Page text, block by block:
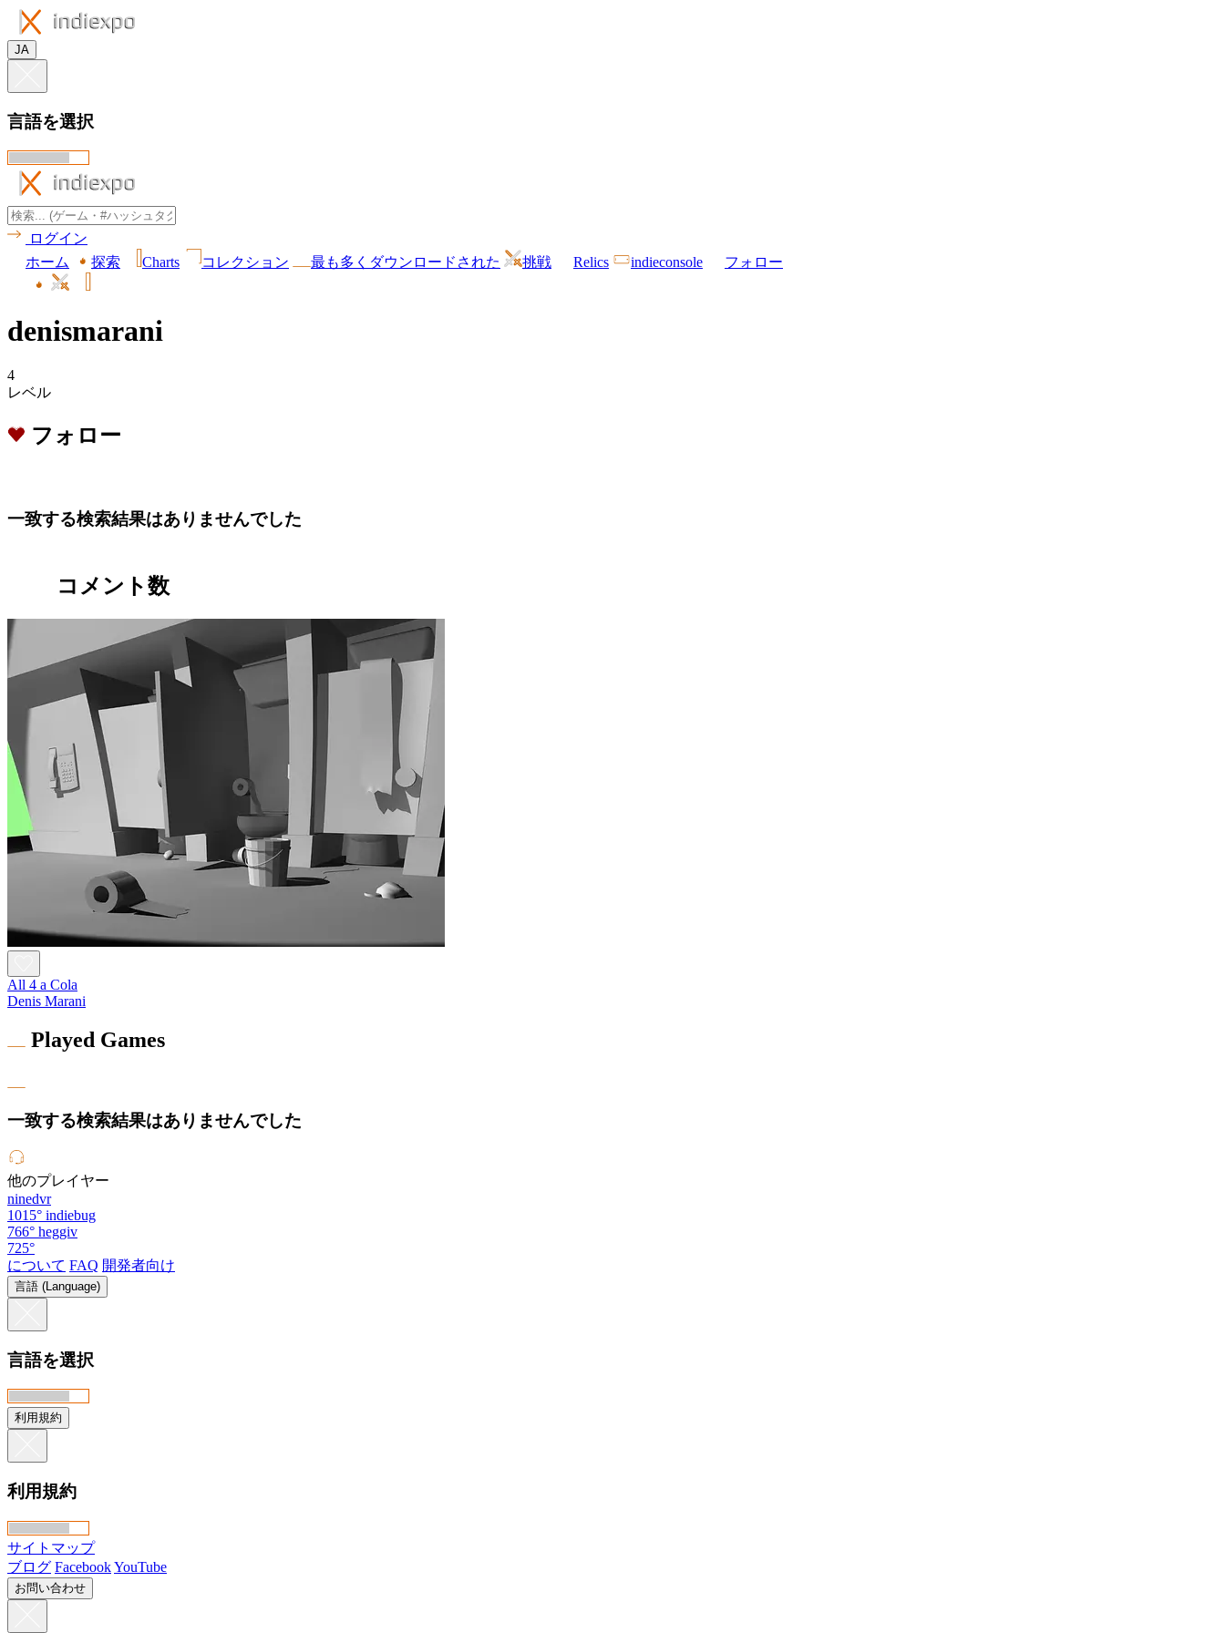
JA
言語を選択
ログイン
ホーム
探索 Charts コレクション 最も多くダウンロードされた 挑戦 Relics indieconsole フォロー
denismarani
4
レベル
フォロー
一致する検索結果はありませんでした
コメント数
All 4 a Cola
Denis Marani
Played Games
一致する検索結果はありませんでした
他のプレイヤー
ninedvr
1015° indiebug
766° heggiv
725°
について FAQ 開発者向け
言語 (Language)
言語を選択
利用規約
利用規約
サイトマップ
ブログ FacebookYouTube
お問い合わせ